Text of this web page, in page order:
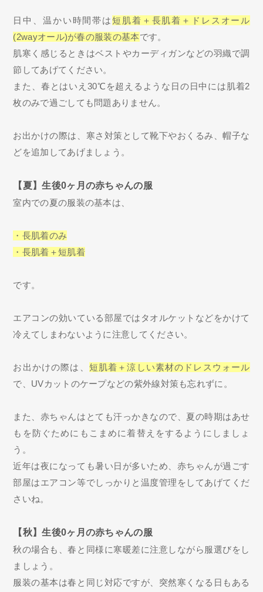
日中、温かい時間帯は短肌着＋長肌着＋ドレスオール
(2wayオール)が春の服装の基本です。
肌寒く感じるときはベストやカーディガンなどの羽織で調
節してあげてください。
また、春とはいえ30℃を超えるような日の日中には肌着2
枚のみで過ごしても問題ありません。
お出かけの際は、寒さ対策として靴下やおくるみ、帽子な
どを追加してあげましょう。
【夏】生後0ヶ月の赤ちゃんの服
室内での夏の服装の基本は、
・長肌着のみ
・長肌着＋短肌着
です。
エアコンの効いている部屋ではタオルケットなどをかけて
冷えてしまわないように注意してください。
お出かけの際は、 短肌着＋涼しい素材のドレスウォール
で、UVカットのケープなどの紫外線対策も忘れずに。
また、赤ちゃんはとても汗っかきなので、夏の時期はあせ
もを防ぐためにもこまめに着替えをするようにしましょ
う。
近年は夜になっても暑い日が多いため、赤ちゃんが過ごす
部屋はエアコン等でしっかりと温度管理をしてあげてくだ
さいね。
【秋】生後0ヶ月の赤ちゃんの服
秋の場合も、春と同様に寒暖差に注意しながら服選びをし
ましょう。
服装の基本は春と同じ対応ですが、突然寒くなる日もある